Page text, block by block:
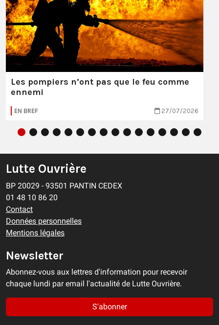
Les pompiers n’ont pas que le feu comme
ennemi
EN BREF 27/07/2026
Lutte Ouvrière
BP 20029 - 93501 PANTIN CEDEX
01 48 10 86 20
Contact
Données personnelles
Mentions légales
Newsletter
Abonnez-vous aux lettres d'information pour recevoir
chaque lundi par email l'actualité de Lutte Ouvrière.
S'abonner